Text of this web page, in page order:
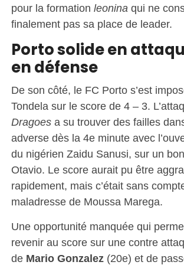
pour la formation leonina qui ne
finalement pas sa place de leader.
Porto solide en
en défense
De son côté, le FC Porto s’est
Tondela sur le score de 4 – 3.
Dragoes a su trouver des failles
adverse dès la 4e minute avec
du nigérien Zaidu Sanusi, sur un
Otavio. Le score aurait pu être
rapidement, mais c’était sans
maladresse de Moussa Marega.
Une opportunité manquée qui
revenir au score sur une contre
de Mario Gonzalez(20e) et de